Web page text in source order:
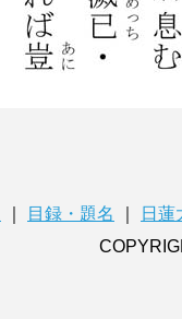
目録・題名
日蓮